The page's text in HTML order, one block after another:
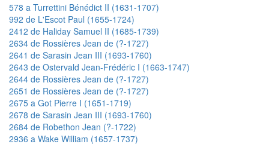
578 a Turrettini Bénédict II (1631-1707)
992 de L'Escot Paul (1655-1724)
2412 de Haliday Samuel II (1685-1739)
2634 de Rossières Jean de (?-1727)
2641 de Sarasin Jean III (1693-1760)
2643 de Ostervald Jean-Frédéric I (1663-1747)
2644 de Rossières Jean de (?-1727)
2651 de Rossières Jean de (?-1727)
2675 a Got Pierre I (1651-1719)
2678 de Sarasin Jean III (1693-1760)
2684 de Robethon Jean (?-1722)
2936 a Wake William (1657-1737)